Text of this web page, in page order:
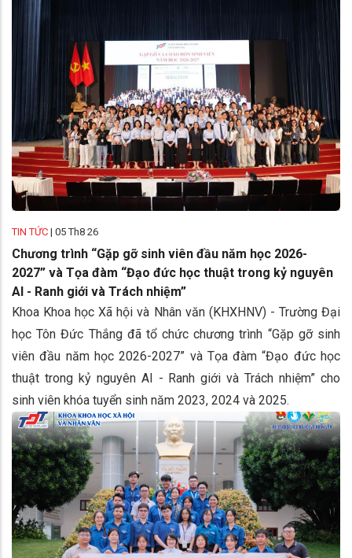
TIN TỨC | 05 Th8 26
Chương trình “Gặp gỡ sinh viên đầu năm học 2026-
2027” và Tọa đàm “Đạo đức học thuật trong kỷ nguyên
AI - Ranh giới và Trách nhiệm”
Khoa Khoa học Xã hội và Nhân văn (KHXHNV) - Trường Đại
học Tôn Đức Thắng đã tổ chức chương trình “Gặp gỡ sinh
viên đầu năm học 2026-2027” và Tọa đàm “Đạo đức học
thuật trong kỷ nguyên AI - Ranh giới và Trách nhiệm” cho
sinh viên khóa tuyển sinh năm 2023, 2024 và 2025.